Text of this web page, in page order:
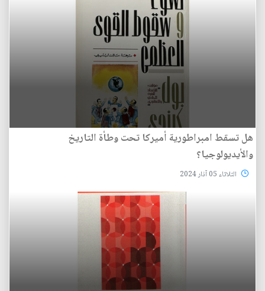
هل تسقط امبراطورية أميركا تحت وطأة التاريخ
والأيديولوجيا؟
الثلاثاء 05 آذار 2024